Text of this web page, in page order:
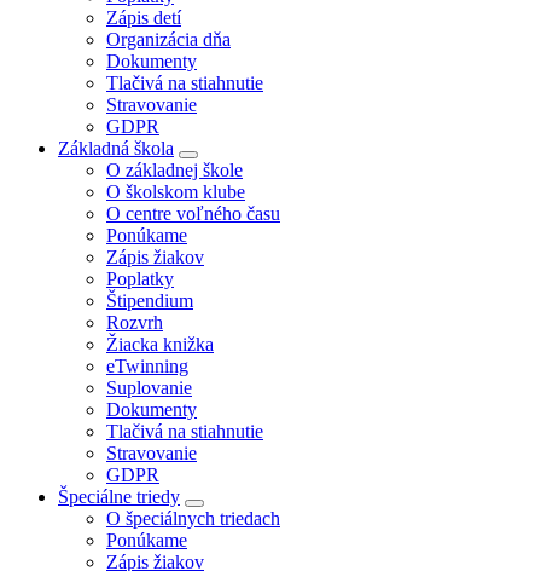
Zápis detí
Organizácia dňa
Dokumenty
Tlačivá na stiahnutie
Stravovanie
GDPR
Základná škola
O základnej škole
O školskom klube
O centre voľného času
Ponúkame
Zápis žiakov
Poplatky
Štipendium
Rozvrh
Žiacka knižka
eTwinning
Suplovanie
Dokumenty
Tlačivá na stiahnutie
Stravovanie
GDPR
Špeciálne triedy
O špeciálnych triedach
Ponúkame
Zápis žiakov